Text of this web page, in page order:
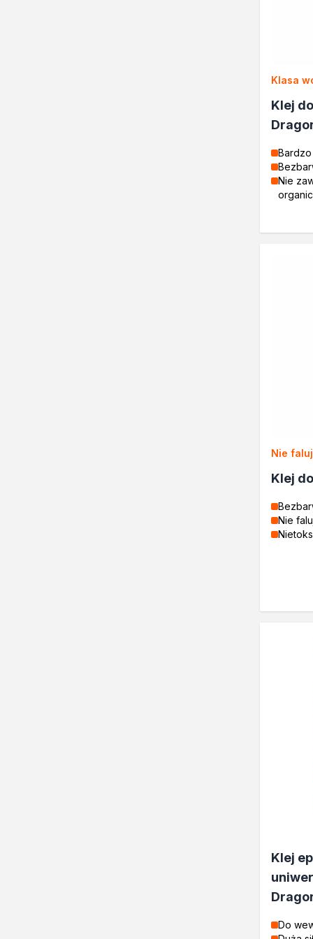
Biopaliwa do biokominków
O firmie Dragon Poland
Społeczna
Praktyki zawodowe
Klasa
Klej
Nie
Nie
Klej
Nie
Klej
Do